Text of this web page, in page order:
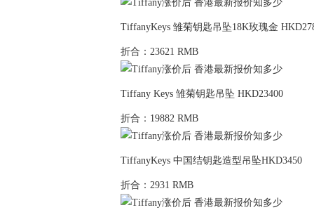
TiffanyKeys 雏菊钥匙吊坠18K玫瑰金
折合：23621 RMB
Tiffany Keys 雏菊钥匙吊坠 HKD23400
折合：19882 RMB
TiffanyKeys 中国结钥匙造型吊坠HKD3450
折合：2931 RMB